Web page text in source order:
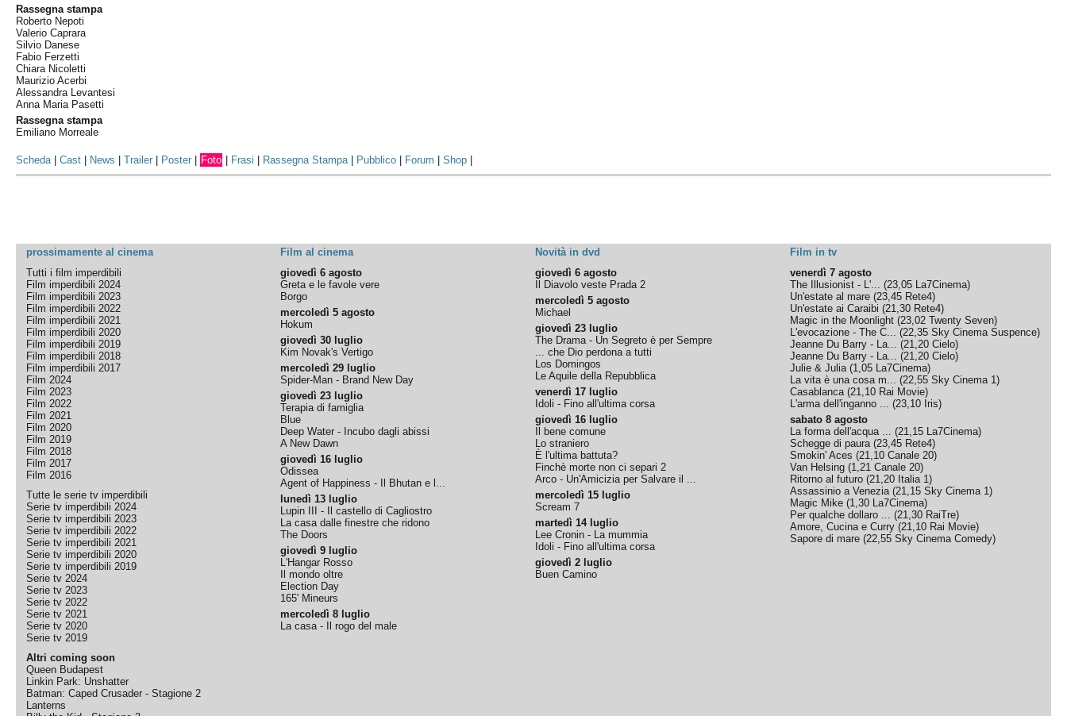
Rassegna stampa
Roberto Nepoti
Valerio Caprara
Silvio Danese
Fabio Ferzetti
Chiara Nicoletti
Maurizio Acerbi
Alessandra Levantesi
Anna Maria Pasetti
Rassegna stampa
Emiliano Morreale
Scheda|Cast News |Trailer Poster Foto Frasi Rassegna Stampa| Pubblico Forum |Shop
prossimamente al cinema Film al cinema Novità in dvd
Film in tv
Tutti i film imperdibili
Film imperdibili 2024
Film imperdibili 2023
Film imperdibili 2022
Film imperdibili 2021
Film imperdibili 2020
Film imperdibili 2019
Film imperdibili 2018
Film imperdibili 2017
Film 2024
Film 2023
Film 2022
Film 2021
Film 2020
Film 2019
Film 2018
Film 2017
Film 2016
Tutte le serie tv imperdibili
Serie tv imperdibili 2024
Serie tv imperdibili 2023
Serie tv imperdibili 2022
Serie tv imperdibili 2021
Serie tv imperdibili 2020
Serie tv imperdibili 2019
Serie tv 2024
Serie tv 2023
Serie tv 2022
Serie tv 2021
Serie tv 2020
Serie tv 2019
Altri coming soon
Queen Budapest
Linkin Park: Unshatter
Batman: Caped Crusader - Stagione 2
Lanterns
giovedì 6 agosto
Greta e le favole vere
Borgo
mercoledì 5 agosto
Hokum
giovedì 30 luglio
Kim Novak's Vertigo
mercoledì 29 luglio
Spider-Man - Brand New Day
giovedì 23 luglio
Terapia di famiglia
Blue
Deep Water - Incubo dagli abissi
A New Dawn
giovedì 16 luglio
Odissea
Agent of Happiness - Il Bhutan e l...
lunedì 13 luglio
Lupin III - Il castello di Cagliostro
La casa dalle finestre che ridono
The Doors
giovedì 9 luglio
L'Hangar Rosso
Il mondo oltre
Election Day
165' Mineurs
mercoledì 8 luglio
La casa - Il rogo del male
giovedì 6 agosto
Il Diavolo veste Prada 2
mercoledì 5 agosto
Michael
giovedì 23 luglio
The Drama - Un Segreto è per Sempre
... che Dio perdona a tutti
Los Domingos
Le Aquile della Repubblica
venerdì 17 luglio
Idoli - Fino all'ultima corsa
giovedì 16 luglio
Il bene comune
Lo straniero
È l'ultima battuta?
Finchè morte non ci separi 2
Arco - Un'Amicizia per Salvare il ...
mercoledì 15 luglio
Scream 7
martedì 14 luglio
Lee Cronin - La mummia
Idoli - Fino all'ultima corsa
giovedì 2 luglio
Buen Camino
venerdì 7 agosto
The Illusionist - L'... (23,05 La7Cinema)
Un'estate al mare (23,45 Rete4)
Un'estate ai Caraibi (21,30 Rete4)
Magic in the Moonlight (23,02 Twenty Seven)
L'evocazione - The C... (22,35 Sky Cinema Suspence)
Jeanne Du Barry - La... (21,20 Cielo)
Jeanne Du Barry - La... (21,20 Cielo)
Julie & Julia(1,05 La7Cinema)
La vita è una cosa m... (22,55 Sky Cinema 1)
Casablanca(21,10 Rai Movie)
L'arma dell'inganno ... (23,10 Iris)
sabato 8 agosto
La forma dell'acqua ... (21,15 La7Cinema)
Schegge di paura(23,45 Rete4)
Smokin' Aces (21,10 Canale 20)
Van Helsing (1,21 Canale 20)
Ritorno al futuro (21,20 Italia 1)
Assassinio a Venezia(21,15 Sky Cinema 1)
Magic Mike (1,30 La7Cinema)
Per qualche dollaro ... (21,30 RaiTre)
Amore, Cucina e Curry (21,10 Rai Movie)
Sapore di mare (22,55 Sky Cinema Comedy)